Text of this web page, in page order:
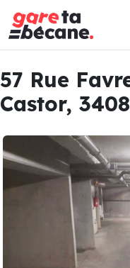
57 Rue
Castor,